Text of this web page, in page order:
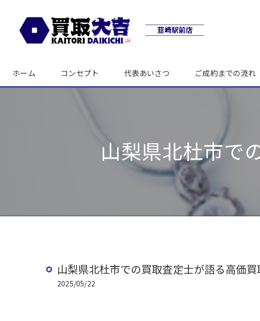
ホーム コンセプト 代表あいさつ ご成約までの流れ
山梨県北杜市で
山梨県北杜市での買取査定士が語る高価
2025/05/22